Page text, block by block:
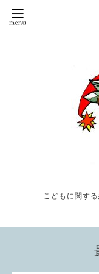
こどもに関す